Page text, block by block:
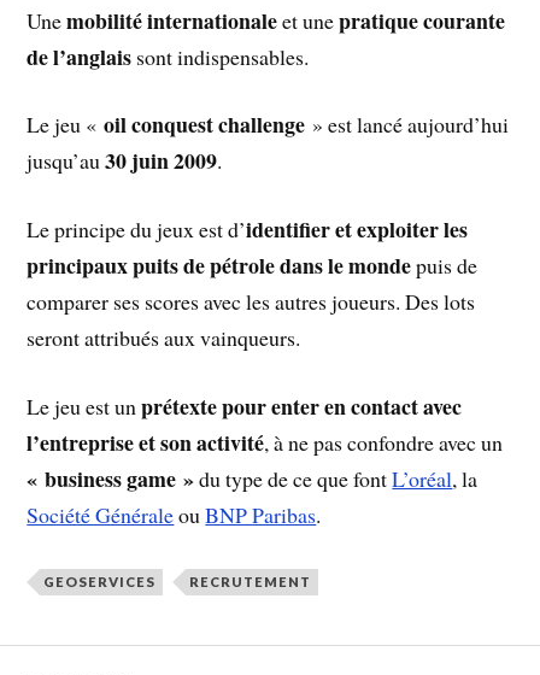
Unemobilité internationaleet unepratique courante
de l’anglais sont indispensables.
Le jeu «oil conquest challenge » est lancé aujourd’hui
jusqu’au30 juin 2009.
Le principe du jeux est d’identifier et exploiter les
principaux puits de pétrole dans le mondepuis de
comparer ses scores avec les autres joueurs. Des lots
seront attribués aux vainqueurs.
Le jeu est unprétexte pour enter en contact avec
l’entreprise et son activité, à ne pas confondre avec un
« business game »du type de ce que fontL’oréal, la
Société GénéraleouBNP Paribas.
GEOSERVICES RECRUTEMENT